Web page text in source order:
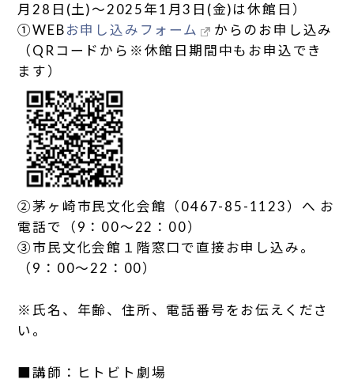
月28日(土)～2025年1月3日(金)は休館日）
①WEBお申し込みフォーム
からのお申し込み
（QRコードから※休館日期間中もお申込でき
ます）
②茅ヶ崎市民文化会館（0467-85-1123）へ お
電話で（9：00～22：00）
③市民文化会館１階窓口で直接お申し込み。
（9：00～22：00）
※氏名、年齢、住所、電話番号をお伝えくださ
い。
■講師：ヒトビト劇場